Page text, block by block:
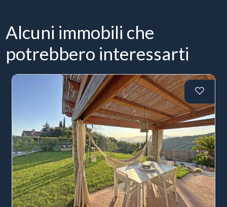
Alcuni immobili che
potrebbero interessarti